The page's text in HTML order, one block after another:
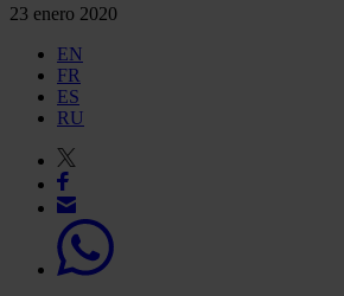
23 enero 2020
EN
FR
ES
RU